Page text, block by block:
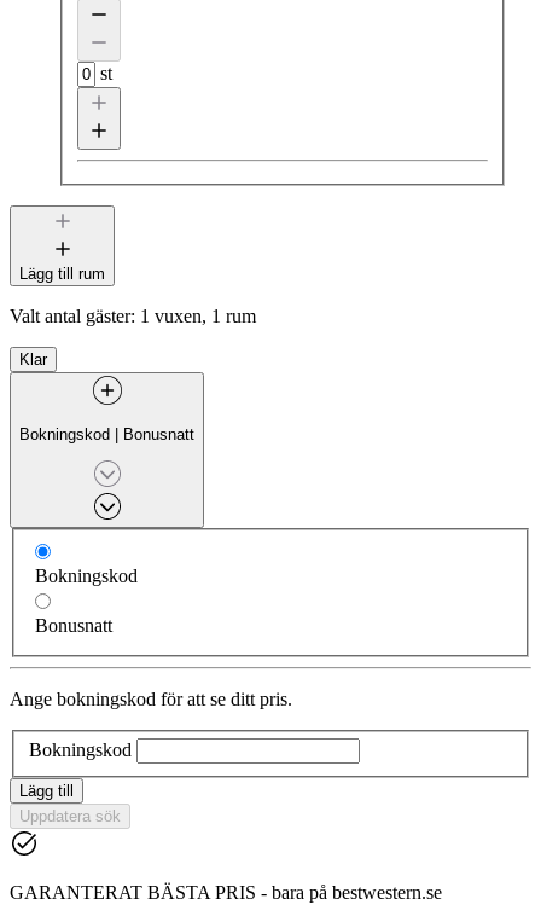
st
Lägg till rum
Valt antal gäster: 1 vuxen, 1 rum
Klar
Bokningskod | Bonusnatt
Bokningskod
Bonusnatt
Ange bokningskod för att se ditt pris.
Bokningskod
Lägg till
Uppdatera sök
GARANTERAT BÄSTA PRIS - bara på bestwestern.se